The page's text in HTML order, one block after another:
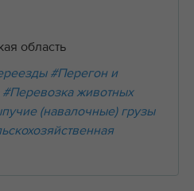
область
#Перегон и
#Перевозка животных
(навалочные) грузы